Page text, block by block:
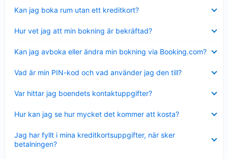
Kan jag boka rum utan ett kreditkort?
mindre
Hur vet jag att min bokning är bekräftad?
mindre
Kan jag avboka eller ändra min bokning via Booking.com?
mindre
Vad är min PIN-kod och vad använder jag den till?
mindre
Var hittar jag boendets kontaktuppgifter?
mindre
Hur kan jag se hur mycket det kommer att kosta?
mindre
Jag har fyllt i mina kreditkortsuppgifter, när sker
betalningen?
mindre